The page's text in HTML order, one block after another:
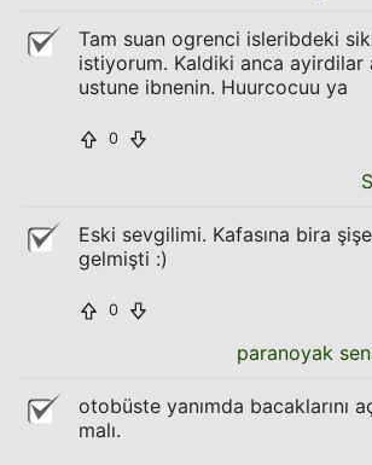
Tam suan ogrenci isleribdeki
istiyorum. Kaldiki anca ayirdilar
ustune ibnenin. Huurcocuu ya
0
Eski sevgilimi. Kafasına bira
gelmişti :)
0
paranoyak
otobüste yanımda bacaklarını
malı.